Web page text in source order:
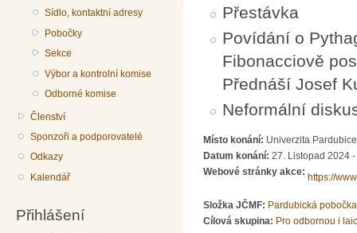
Sídlo, kontaktní adresy
Pobočky
Sekce
Výbor a kontrolní komise
Odborné komise
Členství
Sponzoři a podporovatelé
Odkazy
Kalendář
Přihlášení
Přestávka
Povídání o
Fibonacciově
Přednáší Josef
Neformální
Místo konání: Univerzita
Datum konání: 27. Listopad 2024
Webové stránky akce:
https://
Složka JČMF: Pardubická pobočka
Cílová skupina: Pro odbornou i